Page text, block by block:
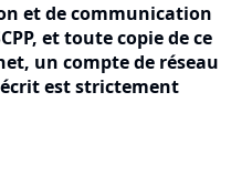
et de communication
et toute copie de ce
un compte de réseau
est strictement